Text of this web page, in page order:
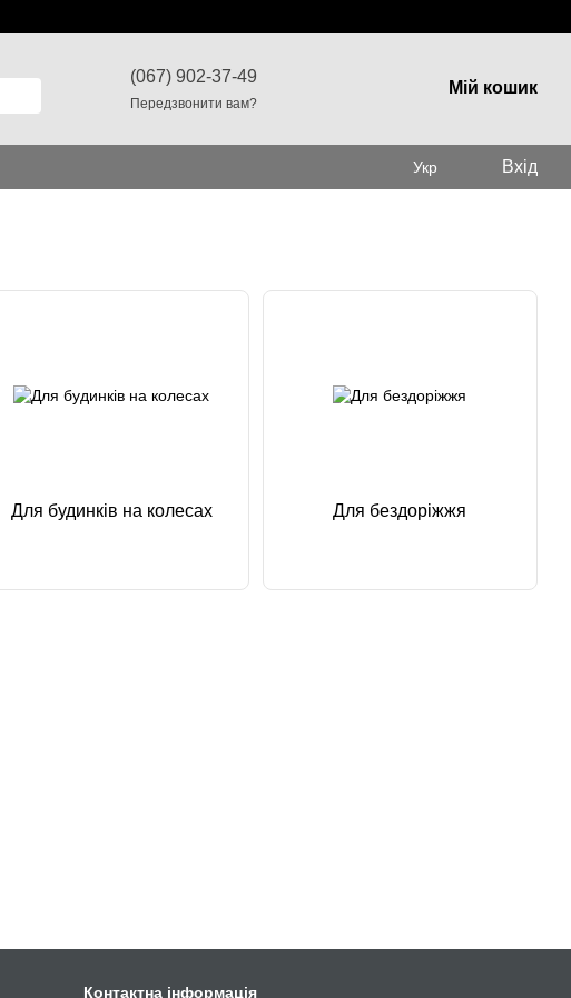
(067) 902-37-49
Передзвонити вам?
Мій кошик
Укр Вхід
Для будинків на колесах Для бездоріжжя
Контактна інформація